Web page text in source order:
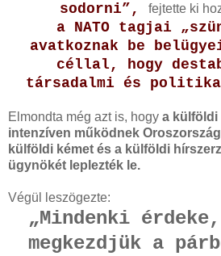
sodorni”,
fejtette ki
a NATO tagjai
avatkoznak be
céllal, hogy
társadalmi és
Elmondta még azt is, hogy a külföldi
intenzíven működnek
külföldi kémet és a külföldi
ügynökét leplezték le.
Végül leszögezte:
„Mindenki
megkezdjük a